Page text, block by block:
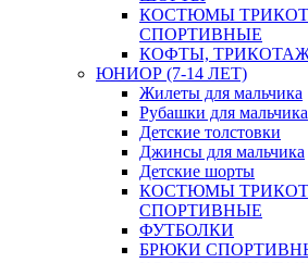
КОСТЮМЫ
СПОРТИВНЫЕ
КОФТЫ,
ЮНИОР (7-14 ЛЕТ)
Жилеты для мальчика
Рубашки для мальчика
Детские толстовки
Джинсы для мальчика
Детские шорты
КОСТЮМЫ
СПОРТИВНЫЕ
ФУТБОЛКИ
БРЮКИ